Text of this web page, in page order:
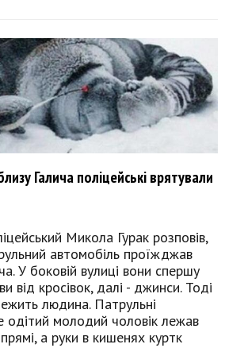
Галича поліцейські врятували
Микола Гурак розповів,
автомобіль проїжджав
У боковій вулиці вони спершу
від кросівок, далі - джинси. Тоді
людина. Патрульні
молодий чоловік лежав
а руки в кишенях куртк